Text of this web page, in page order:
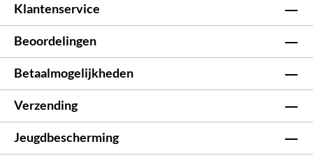
Klantenservice
Beoordelingen
Betaalmogelijkheden
Verzending
Jeugdbescherming